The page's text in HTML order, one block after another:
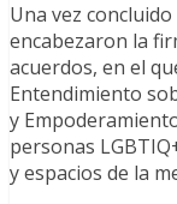
Una vez
encabezaron la
acuerdos, en el
Entendimiento
y
personas
y espacios de la